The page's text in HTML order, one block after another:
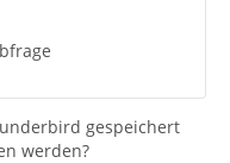
gespeichert
werden?